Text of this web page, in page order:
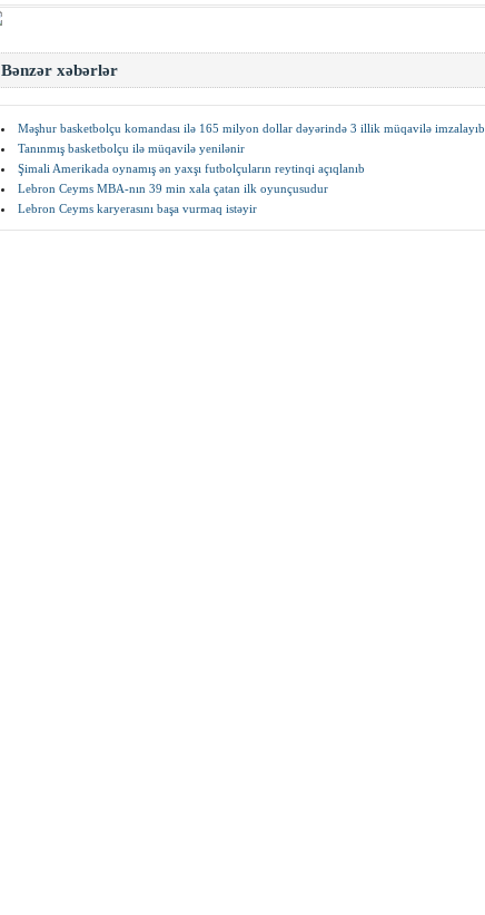
Bənzər xəbərlər
Məşhur basketbolçu komandası ilə 165 milyon dollar dəyərində 3 illik müqavilə imzalayıb
Tanınmış basketbolçu ilə müqavilə yenilənir
Şimali Amerikada oynamış ən yaxşı futbolçuların reytinqi açıqlanıb
Lebron Ceyms MBA-nın 39 min xala çatan ilk oyunçusudur
Lebron Ceyms karyerasını başa vurmaq istəyir